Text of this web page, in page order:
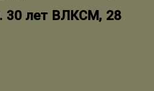
30 лет ВЛКСМ, 28